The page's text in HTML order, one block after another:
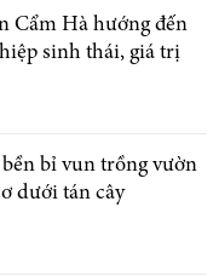
Cẩm Hà hướng đến
sinh thái, giá trị
bỉ vun trồng vườn
dưới tán cây